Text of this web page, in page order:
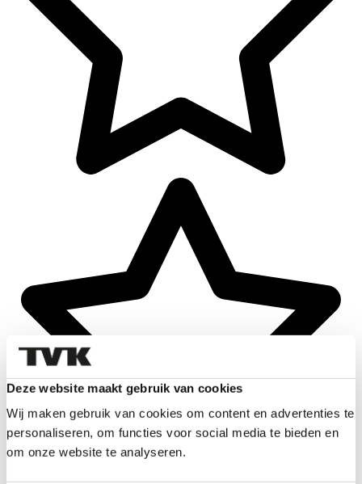
Deze website maakt gebruik van cookies
Wij maken gebruik van cookies om content en advertenties te
personaliseren, om functies voor social media te bieden en
om onze website te analyseren.